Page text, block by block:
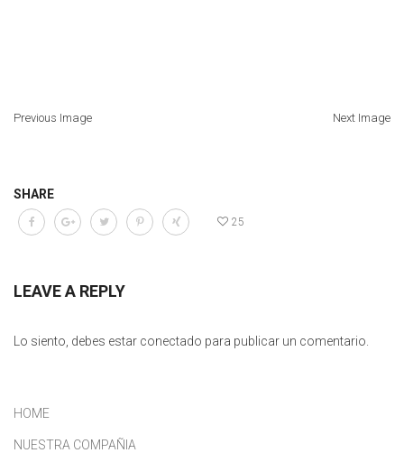
Previous Image Next Image
SHARE
25
LEAVE A REPLY
Lo siento, debes estar conectado para publicar un comentario.
HOME
NUESTRA COMPAÑIA